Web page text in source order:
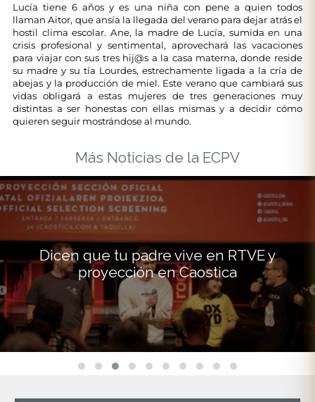
Lucía tiene 6 años y es una niña con pene a quien todos
llaman Aitor, que ansía la llegada del verano para dejar atrás el
hostil clima escolar. Ane, la madre de Lucía, sumida en una
crisis profesional y sentimental, aprovechará las vacaciones
para viajar con sus tres hij@s a la casa materna, donde reside
su madre y su tía Lourdes, estrechamente ligada a la cría de
abejas y la producción de miel. Este verano que cambiará sus
vidas obligará a estas mujeres de tres generaciones muy
distintas a ser honestas con ellas mismas y a decidir cómo
quieren seguir mostrándose al mundo.
Más Noticias de la ECPV
Dicen que tu padre vive en RTVE y
proyección en Caostica